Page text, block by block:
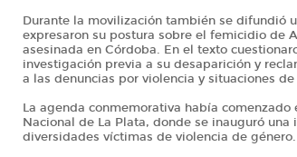
Durante la movilización también se difundió
expresaron su postura sobre el femicidio de
asesinada en Córdoba. En el texto
investigación previa a su desaparición y
a las denuncias por violencia y situaciones de
La agenda conmemorativa había
Nacional de La Plata, donde se inauguró
diversidades víctimas de violencia de género.